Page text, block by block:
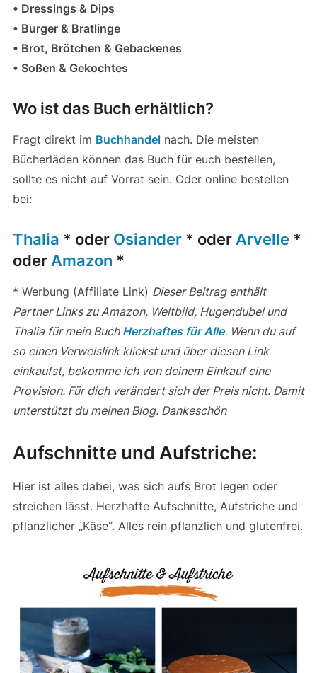
• Dressings & Dips
• Burger & Bratlinge
• Brot, Brötchen & Gebackenes
• Soßen & Gekochtes
Wo ist das Buch erhältlich?
Fragt direkt im Buchhandelnach. Die meisten
Bücherläden können das Buch für euch bestellen,
sollte es nicht auf Vorrat sein. Oder online bestellen
bei:
Thalia * oder Osiander* oder Arvelle *
oder Amazon *
* Werbung (Affiliate Link) Dieser Beitrag enthält
Partner Links zu Amazon, Weltbild, Hugendubel und
Thalia für mein Buch Herzhaftes für Alle. Wenn du auf
so einen Verweislink klickst und über diesen Link
einkaufst, bekomme ich von deinem Einkauf eine
Provision. Für dich verändert sich der Preis nicht. Damit
unterstützt du meinen Blog. Dankeschön
Aufschnitte und Aufstriche:
Hier ist alles dabei, was sich aufs Brot legen oder
streichen lässt. Herzhafte Aufschnitte, Aufstriche und
pflanzlicher „Käse“. Alles rein pflanzlich und glutenfrei.